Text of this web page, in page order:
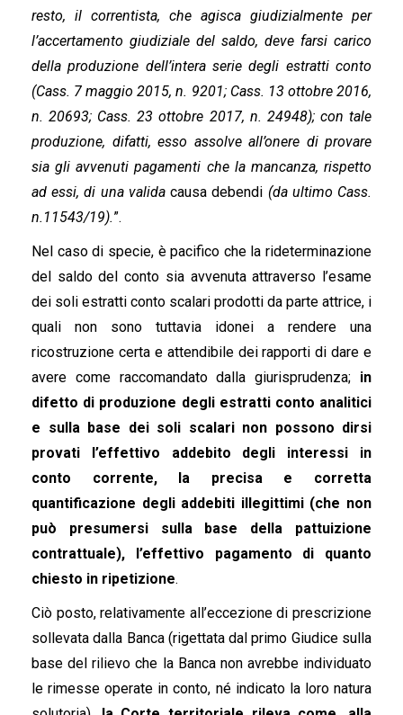
resto, il correntista, che agisca giudizialmente per
l’accertamento giudiziale del saldo, deve farsi carico
della produzione dell’intera serie degli estratti conto
(Cass. 7 maggio 2015, n. 9201; Cass. 13 ottobre 2016,
n. 20693; Cass. 23 ottobre 2017, n. 24948); con tale
produzione, difatti, esso assolve all’onere di provare
sia gli avvenuti pagamenti che la mancanza, rispetto
ad essi, di una validacausa debendi (da ultimo Cass.
n.11543/19).”.
Nel caso di specie, è pacifico che la rideterminazione
del saldo del conto sia avvenuta attraverso l’esame
dei soli estratti conto scalari prodotti da parte attrice, i
quali non sono tuttavia idonei a rendere una
ricostruzione certa e attendibile dei rapporti di dare e
avere come raccomandato dalla giurisprudenza; in
difetto di produzione degli estratti conto analitici
e sulla base dei soli scalari non possono dirsi
provati l’effettivo addebito degli interessi in
conto corrente, la precisa e corretta
quantificazione degli addebiti illegittimi (che non
può presumersi sulla base della pattuizione
contrattuale), l’effettivo pagamento di quanto
chiesto in ripetizione.
Ciò posto, relativamente all’eccezione di prescrizione
sollevata dalla Banca (rigettata dal primo Giudice sulla
base del rilievo che la Banca non avrebbe individuato
le rimesse operate in conto, né indicato la loro natura